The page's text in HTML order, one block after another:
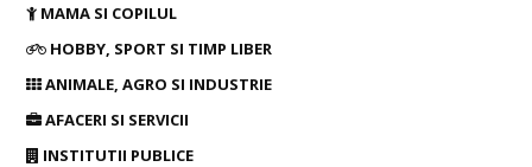
MAMA SI COPILUL
HOBBY, SPORT SI TIMP LIBER
ANIMALE, AGRO SI INDUSTRIE
AFACERI SI SERVICII
INSTITUTII PUBLICE